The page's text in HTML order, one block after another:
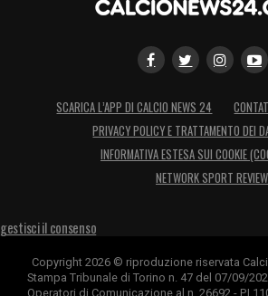
SCARICA L’APP DI CALCIO NEWS 24
PRIVACY POLICY E TRATTAMENTO DEI
INFORMATIVA ESTESA SUI COOKIE
NETWORK SPORT REVIEW
gestisci il consenso
Copyright 2026 © riproduzione riservata
Stampa Tribunale di Torino n. 47 del 07/09/
Operatori di Comunicazione al n. 26692 -